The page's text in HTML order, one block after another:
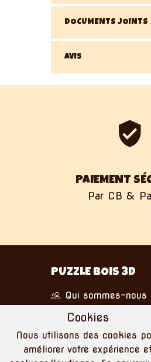
DOCUMENTS JOINTS
AVIS
PAIEMENT
Par CB &
PUZZLE BOIS 3D
Qui sommes-nous
Nous écrire
Cookies
Nous utilisons des cookies
améliorer votre expérience